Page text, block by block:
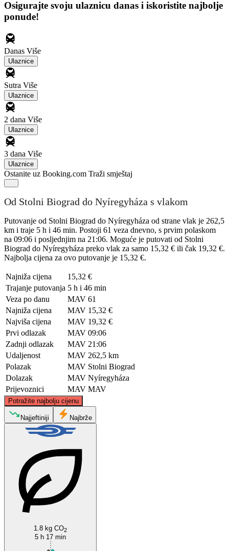
Osigurajte svoju ulaznicu danas i iskoristite najbolje
ponude!
Danas Više
Ulaznice
Sutra Više
Ulaznice
2 dana Više
Ulaznice
3 dana Više
Ulaznice
Ostanite uz Booking.com Traži smještaj
Od Stolni Biograd do Nyíregyháza s vlakom
Putovanje od Stolni Biograd do Nyíregyháza od strane vlak je 262,5
km i traje 5 h i 46 min. Postoji 61 veza dnevno, s prvim polaskom
na 09:06 i posljednjim na 21:06. Moguće je putovati od Stolni
Biograd do Nyíregyháza preko vlak za samo 15,32 € ili čak 19,32 €.
Najbolja cijena za ovo putovanje je 15,32 €.
Najniža cijena
15,32 €
Trajanje putovanja 5 h i 46 min
Veza po danu
MAV 61
Najniža cijena
MAV 15,32 €
Najviša cijena
MAV 19,32 €
Prvi odlazak
MAV 09:06
Zadnji odlazak
MAV 21:06
Udaljenost
MAV 262,5 km
Polazak
MAV Stolni Biograd
Dolazak
MAV Nyíregyháza
Prijevoznici
MAV MAV
Potražite najbolju cijenu
Székesfehérvár
Najjeftiniji Najbrže
1.8 kg CO2
5 h 17 min